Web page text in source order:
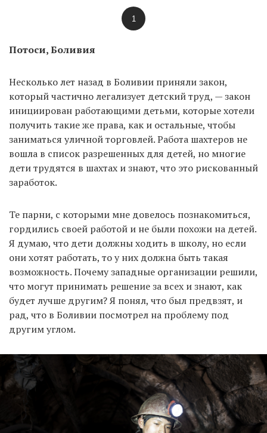
1
Потоси, Боливия
Несколько лет назад в Боливии приняли закон,
который частично легализует детский труд, — закон
инициирован работающими детьми, которые хотели
получить такие же права, как и остальные, чтобы
заниматься уличной торговлей. Работа шахтеров не
вошла в список разрешенных для детей, но многие
дети трудятся в шахтах и знают, что это рискованный
заработок.
Те парни, с которыми мне довелось познакомиться,
гордились своей работой и не были похожи на детей.
Я думаю, что дети должны ходить в школу, но если
они хотят работать, то у них должна быть такая
возможность. Почему западные организации решили,
что могут принимать решение за всех и знают, как
будет лучше другим? Я понял, что был предвзят, и
рад, что в Боливии посмотрел на проблему под
другим углом.